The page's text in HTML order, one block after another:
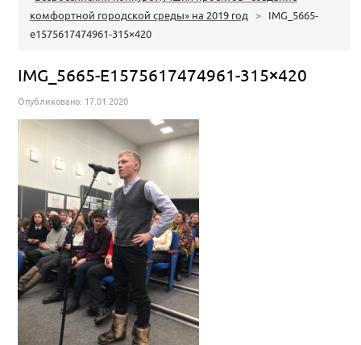
комфортной городской среды» на 2019 год
>
IMG_5665-
e1575617474961-315×420
IMG_5665-E1575617474961-315×420
Опубликовано: 17.01.2020